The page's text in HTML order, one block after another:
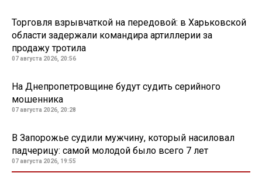
Торговля взрывчаткой на передовой: в Харьковской
области задержали командира артиллерии за
продажу тротила
07 августа 2026, 20:56
На Днепропетровщине будут судить серийного
мошенника
07 августа 2026, 20:28
В Запорожье судили мужчину, который насиловал
падчерицу: самой молодой было всего 7 лет
07 августа 2026, 19:55